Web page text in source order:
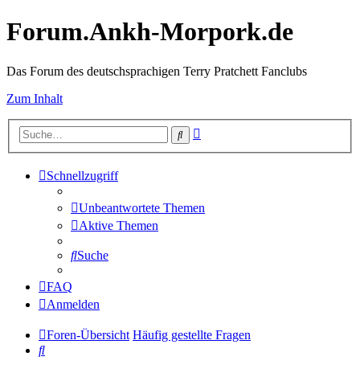
Forum.Ankh-Morpork.de
Das Forum des deutschsprachigen Terry Pratchett Fanclubs
Zum Inhalt
Suche
Schnellzugriff
Unbeantwortete Themen
Aktive Themen
Suche
FAQ
Anmelden
Foren-Übersicht Häufig gestellte Fragen
Suche